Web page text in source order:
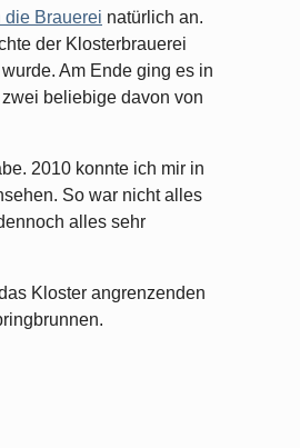
die Brauerei natürlich an.
der Klosterbrauerei
Am Ende ging es in
beliebige davon von
2010 konnte ich mir in
So war nicht alles
alles sehr
Kloster angrenzenden